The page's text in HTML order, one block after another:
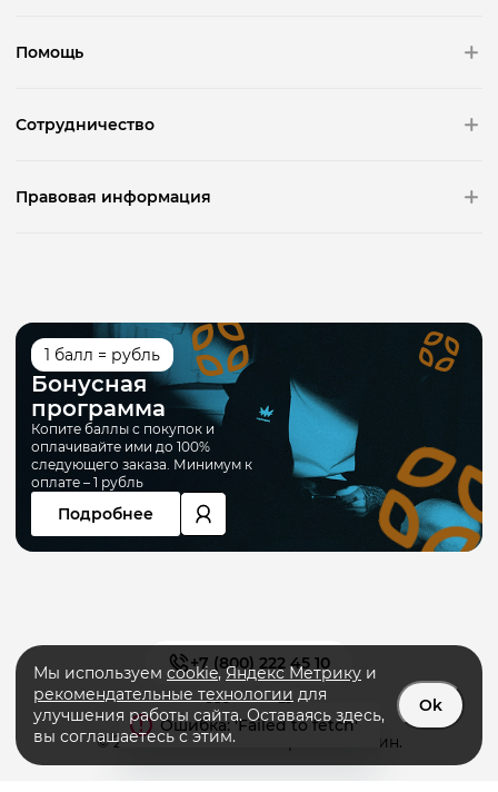
Помощь
Сотрудничество
Правовая информация
© 2026 «PRIMERA» интернет-магазин.
+7 (800) 222 45 10
1 балл = рубль
Бонусная
программа
Копите баллы с покупок и
оплачивайте ими до 100%
следующего заказа. Минимум к
оплате – 1 рубль
Подробнее
Мы используем cookie,Яндекс Метрику и
рекомендательные технологии для
улучшения работы сайта. Оставаясь здесь,
вы соглашаетесь с этим.
Ok